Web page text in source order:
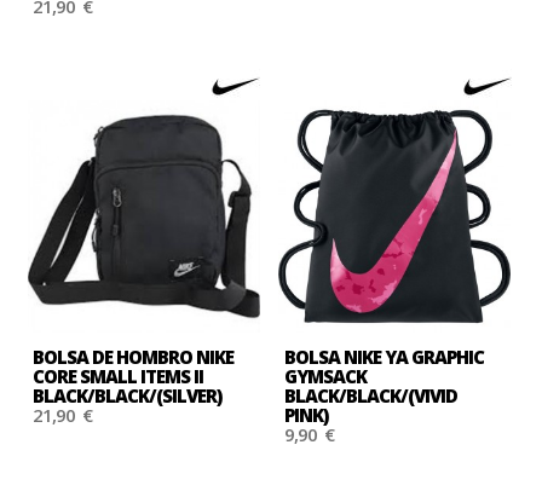
21,90 €
BOLSA DE HOMBRO NIKE
CORE SMALL ITEMS II
BLACK/BLACK/(SILVER)
21,90 €
BOLSA NIKE YA GRAPHIC
GYMSACK
BLACK/BLACK/(VIVID
PINK)
9,90 €